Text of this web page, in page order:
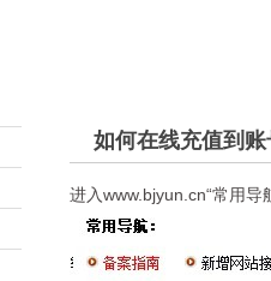
如何在线充值到
进入www.bjyun.cn“常用导